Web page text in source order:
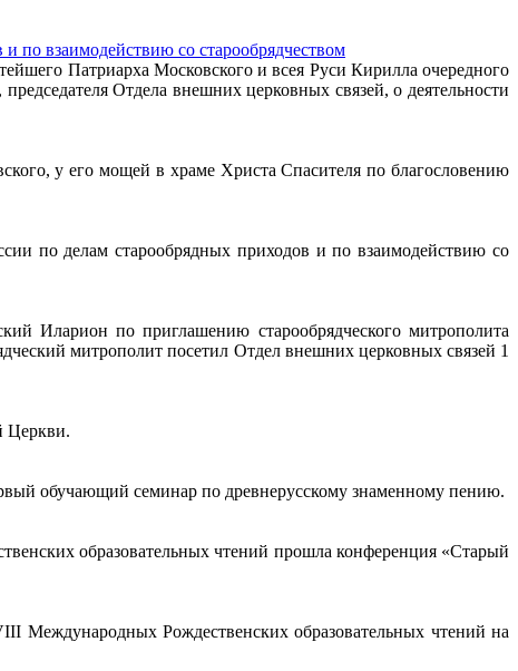
по взаимодействию со старообрядчеством
Патриарха Московского и всея Руси Кирилла очередного
Отдела внешних церковных связей, о деятельности
у его мощей в храме Христа Спасителя по благословению
по делам старообрядных приходов и по взаимодействию со
Иларион по приглашению старообрядческого митрополита
митрополит посетил Отдел внешних церковных связей 1
Церкви.
обучающий семинар по древнерусскому знаменному пению.
образовательных чтений прошла конференция «Старый
Международных Рождественских образовательных чтений на